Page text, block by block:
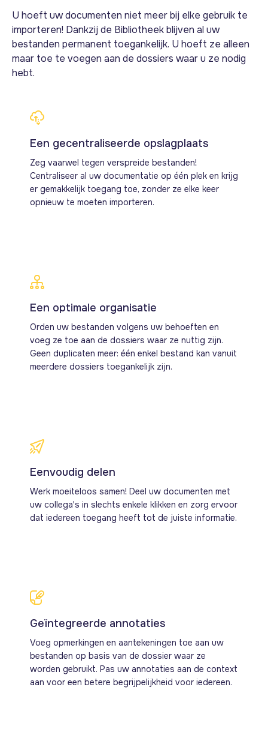
U hoeft uw documenten niet meer bij elke gebruik te
importeren! Dankzij de Bibliotheek blijven al uw
bestanden permanent toegankelijk. U hoeft ze alleen
maar toe te voegen aan de dossiers waar u ze nodig
hebt.
Een gecentraliseerde opslagplaats
Zeg vaarwel tegen verspreide bestanden!
Centraliseer al uw documentatie op één plek en krijg
er gemakkelijk toegang toe, zonder ze elke keer
opnieuw te moeten importeren.
Een optimale organisatie
Orden uw bestanden volgens uw behoeften en
voeg ze toe aan de dossiers waar ze nuttig zijn.
Geen duplicaten meer: één enkel bestand kan vanuit
meerdere dossiers toegankelijk zijn.
Eenvoudig delen
Werk moeiteloos samen! Deel uw documenten met
uw collega's in slechts enkele klikken en zorg ervoor
dat iedereen toegang heeft tot de juiste informatie.
Geïntegreerde annotaties
Voeg opmerkingen en aantekeningen toe aan uw
bestanden op basis van de dossier waar ze
worden gebruikt. Pas uw annotaties aan de context
aan voor een betere begrijpelijkheid voor iedereen.